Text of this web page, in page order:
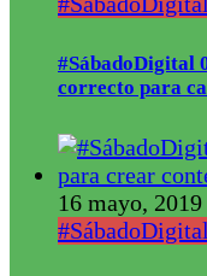
#SábadoDigital
correcto para
16 mayo, 2019
#SábadoDigital